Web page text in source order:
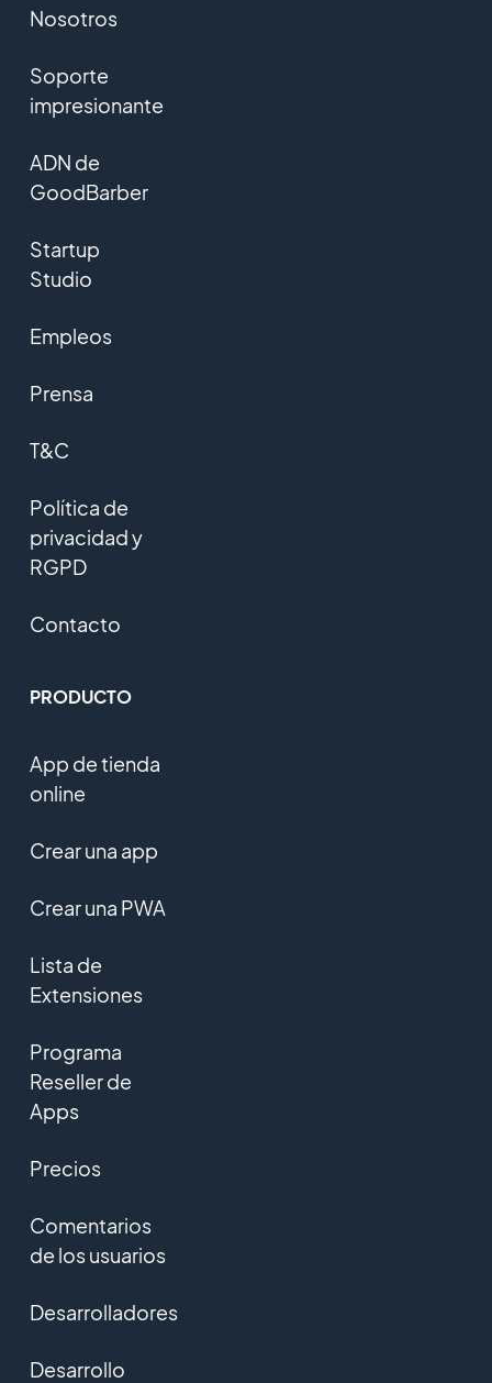
Nosotros
Soporte
impresionante
ADN de
GoodBarber
Startup
Studio
Empleos
Prensa
T&C
Política de
privacidad y
RGPD
Contacto
PRODUCTO
App de tienda
online
Crear una app
Crear una PWA
Lista de
Extensiones
Programa
Reseller de
Apps
Precios
Comentarios
de los usuarios
Desarrolladores
Desarrollo